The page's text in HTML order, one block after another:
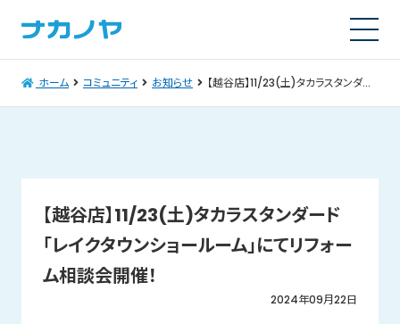
ホーム コミュニティ お知らせ 【越谷店】11/23(土)タカラスタンダード「レイクタウンショールーム」にてリフォーム相談会開催！
【越谷店】11/23(土)タカラスタンダード
「レイクタウンショールーム」にてリフォー
ム相談会開催！
2024年09月22日